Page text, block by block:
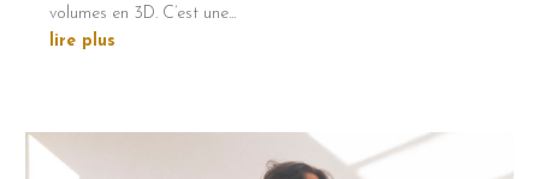
volumes en 3D. C’est une...
lire plus